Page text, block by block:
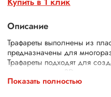
Описание
Трафареты выполнены из
предназначены для
Трафареты подходят для
текстурных паст, 3D геля,
шпатлевки. Трафареты
Показать полностью